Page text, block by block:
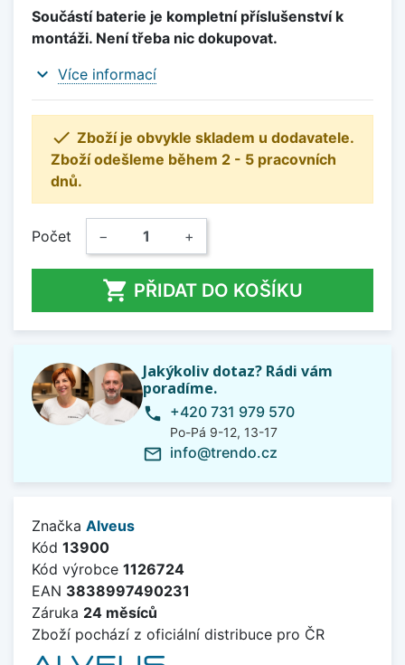
Součástí baterie je kompletní příslušenství k
montáži. Není třeba nic dokupovat.
expand_more Více informací
 Zboží je obvykle skladem u dodavatele.
Zboží odešleme během 2 - 5 pracovních
dnů.
Počet − +
 PŘIDAT DO KOŠÍKU
Jakýkoliv dotaz? Rádi vám
poradíme.
phone +420 731 979 570
Po-Pá 9-12, 13-17
mail_outline info@trendo.cz
Značka Alveus
Kód 13900
Kód výrobce 1126724
EAN 3838997490231
Záruka 24 měsíců
Zboží pochází z oficiální distribuce pro ČR